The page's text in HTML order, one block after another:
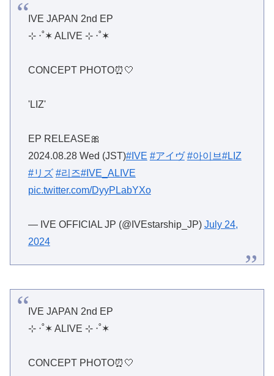
IVE JAPAN 2nd EP
⊹ ‧˚✶ ALIVE ⊹ ‧˚✶
CONCEPT PHOTO⏰🤍
'LIZ'
EP RELEASE🎀
2024.08.28 Wed (JST)#IVE #アイヴ #아이브#LIZ
#リズ #리즈#IVE_ALIVE
pic.twitter.com/DyyPLabYXo
— IVE OFFICIAL JP (@IVEstarship_JP) July 24,
2024
IVE JAPAN 2nd EP
⊹ ‧˚✶ ALIVE ⊹ ‧˚✶
CONCEPT PHOTO⏰🤍